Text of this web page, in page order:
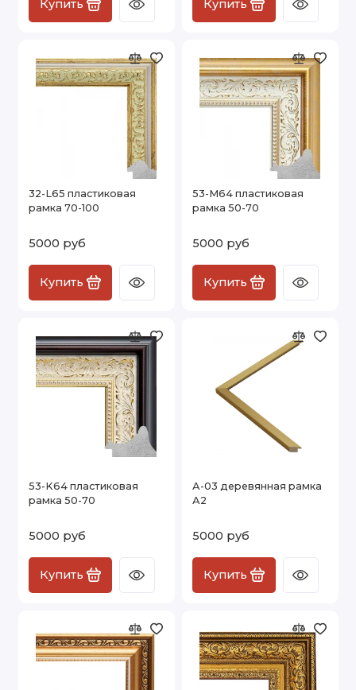
Купить Купить
32-L65 пластиковая
рамка 70-100
5000 руб
Купить
53-M64 пластиковая
рамка 50-70
5000 руб
Купить
53-K64 пластиковая
рамка 50-70
5000 руб
Купить
А-03 деревянная рамка
А2
5000 руб
Купить